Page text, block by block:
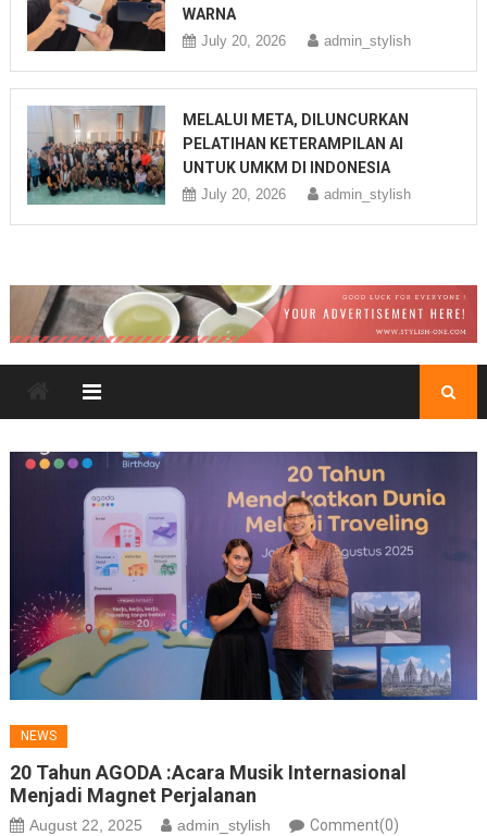
WARNA
July 20, 2026 admin_stylish
MELALUI META, DILUNCURKAN
PELATIHAN KETERAMPILAN AI
UNTUK UMKM DI INDONESIA
July 20, 2026 admin_stylish
NEWS
20 Tahun AGODA :Acara Musik Internasional
Menjadi Magnet Perjalanan
August 22, 2025 admin_stylish Comment(0)